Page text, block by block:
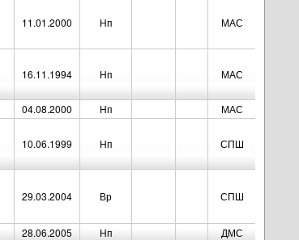
11.01.2000 Нп МАС
16.11.1994 Нп МАС
04.08.2000 Нп МАС
10.06.1999 Нп СПШ
29.03.2004 Вр СПШ
28.06.2005 Нп ДМС